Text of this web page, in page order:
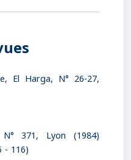
El Harga, N° 26-27,
N° 371, Lyon (1984)
- 116)